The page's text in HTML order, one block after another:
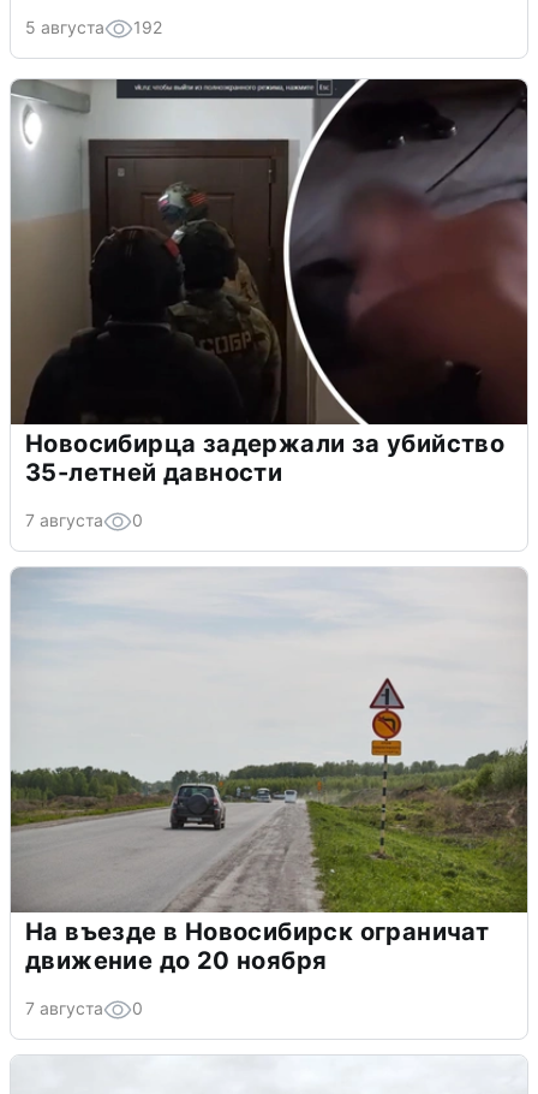
5 августа 192
Новосибирца задержали за убийство
35-летней давности
7 августа 0
На въезде в Новосибирск ограничат
движение до 20 ноября
7 августа 0